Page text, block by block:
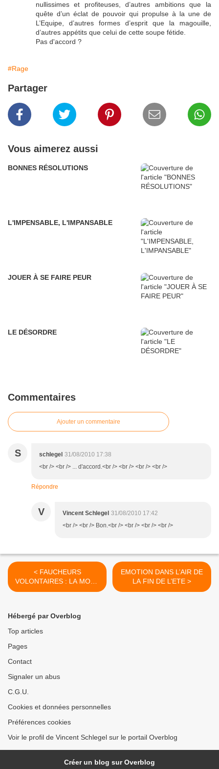
nullissimes et profiteuses, d’autres ambitions que la
quête d’un éclat de pouvoir qui propulse à la une de
L’Equipe, d’autres formes d’esprit que la magouille,
d’autres appétits que celui de cette soupe fétide.
Pas d'accord ?
#Rage
Partager
Vous aimerez aussi
BONNES RÉSOLUTIONS
L'IMPENSABLE, L'IMPANSABLE
JOUER À SE FAIRE PEUR
LE DÉSORDRE
Commentaires
Ajouter un commentaire
S schlegel 31/08/2010 17:38
<br /> <br /> ... d'accord.<br /> <br /> <br /> <br />
Répondre
V Vincent Schlegel 31/08/2010 17:42
<br /> <br /> Bon.<br /> <br /> <br /> <br />
< FAUCHEURS
VOLONTAIRES : LA MORT
IMBECILE DU PROGRES.
EMOTION DANS L’AIR DE
LA FIN DE L’ETE >
Hébergé par Overblog
Top articles
Pages
Contact
Signaler un abus
C.G.U.
Cookies et données personnelles
Préférences cookies
Voir le profil de Vincent Schlegel sur le portail Overblog
Créer un blog sur Overblog